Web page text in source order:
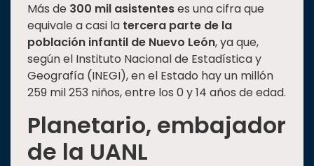
Más de 300 mil asistenteses una cifra que
equivale a casi la tercera parte de la
población infantil de Nuevo León, ya que,
según el Instituto Nacional de Estadística y
Geografía (INEGI), en el Estado hay un millón
259 mil 253 niños, entre los 0 y 14 años de edad.
Planetario, embajador
de la UANL